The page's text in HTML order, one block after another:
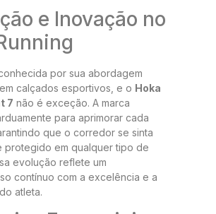
e Inovação no
por sua abordagem
calçados esportivos, e o Hoka
7 não é exceção. A marca
para aprimorar cada
que o corredor se sinta
protegido em qualquer tipo de
evolução reflete um
contínuo com a excelência e a
atleta.